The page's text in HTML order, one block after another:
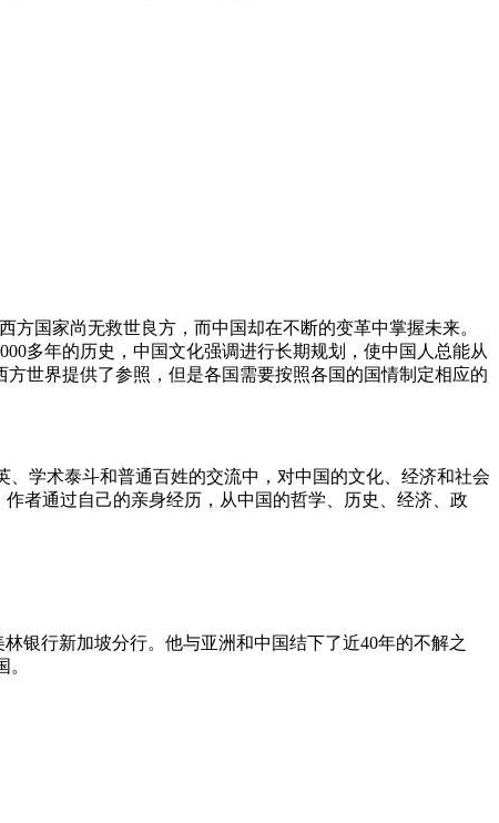
国家尚无救世良方，而中国却在不断的变革中掌握未来。
多年的历史，中国文化强调进行长期规划，使中国人总能从
世界提供了参照，但是各国需要按照各国的国情制定相应的
学术泰斗和普通百姓的交流中，对中国的文化、经济和社会
者通过自己的亲身经历，从中国的哲学、历史、经济、政
银行新加坡分行。他与亚洲和中国结下了近40年的不解之